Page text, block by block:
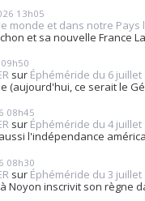
13h05
monde et dans notre Pays
et sa nouvelle France
09h50
sur Éphéméride du 6 juillet
(aujourd'hui, ce serait le
08h45
sur Éphéméride du 4 juillet
l'indépendance
08h30
sur Éphéméride du 3 juillet
Noyon inscrivit son règne